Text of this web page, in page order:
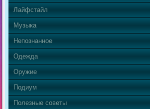
Лайфстайл
Музыка
Непознанное
Одежда
Оружие
Подиум
Полезные советы